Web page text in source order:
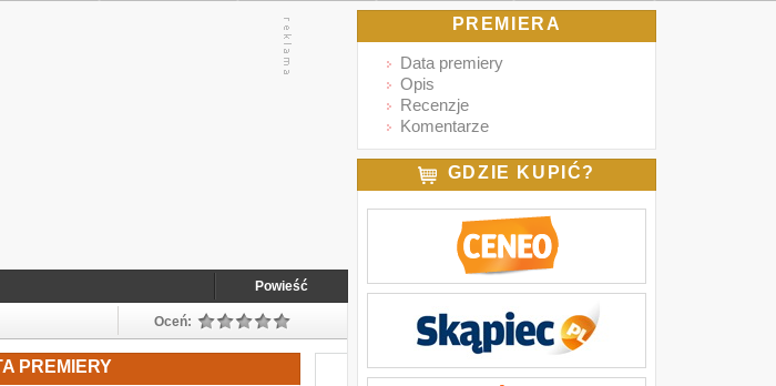
Powieść
Oceń:
PREMIERY
PREMIERA
Data premiery
Opis
Recenzje
Komentarze
GDZIE KUPIĆ?